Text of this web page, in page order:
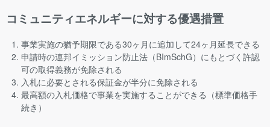
コミュニティエネルギーに対する優遇措置
事業実施の猶予期限である30ヶ月に追加して24ヶ月延長できる
申請時の連邦イミッション防止法（BImSchG）にもとづく許認
可の取得義務が免除される
入札に必要とされる保証金が半分に免除される
最高額の入札価格で事業を実施することができる（標準価格手
続き）